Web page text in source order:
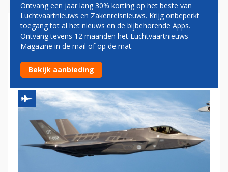
LUCHTMACHT VS HOUDT F-
35-GEVECHTSVLIEGTUIGEN
AAN DE GROND
Ontvang een jaar lang 30% korting op het beste van
Luchtvaartnieuws en Zakenreisnieuws. Krijg onbeperkt
toegang tot al het nieuws en de bijbehorende Apps.
Ontvang tevens 12 maanden het Luchtvaartnieuws
Magazine in de mail of op de mat.
Bekijk aanbieding